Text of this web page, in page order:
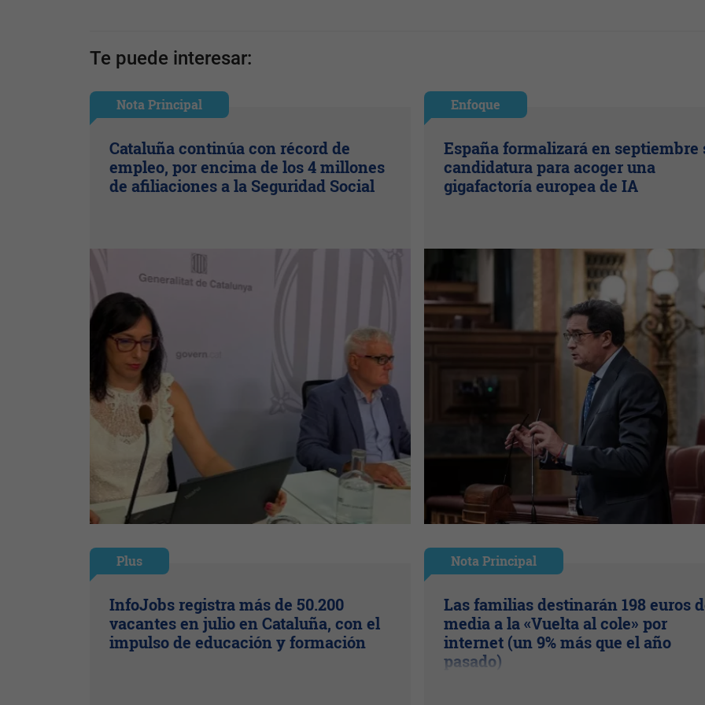
Te puede interesar:
Nota Principal
Cataluña continúa con récord de
empleo, por encima de los 4 millones
de afiliaciones a la Seguridad Social
Enfoque
España formalizará en septiembre
candidatura para acoger una
gigafactoría europea de IA
Plus
InfoJobs registra más de 50.200
vacantes en julio en Cataluña, con el
impulso de educación y formación
Nota Principal
Las familias destinarán 198 euros
media a la «Vuelta al cole» por
internet (un 9% más que el año
pasado)